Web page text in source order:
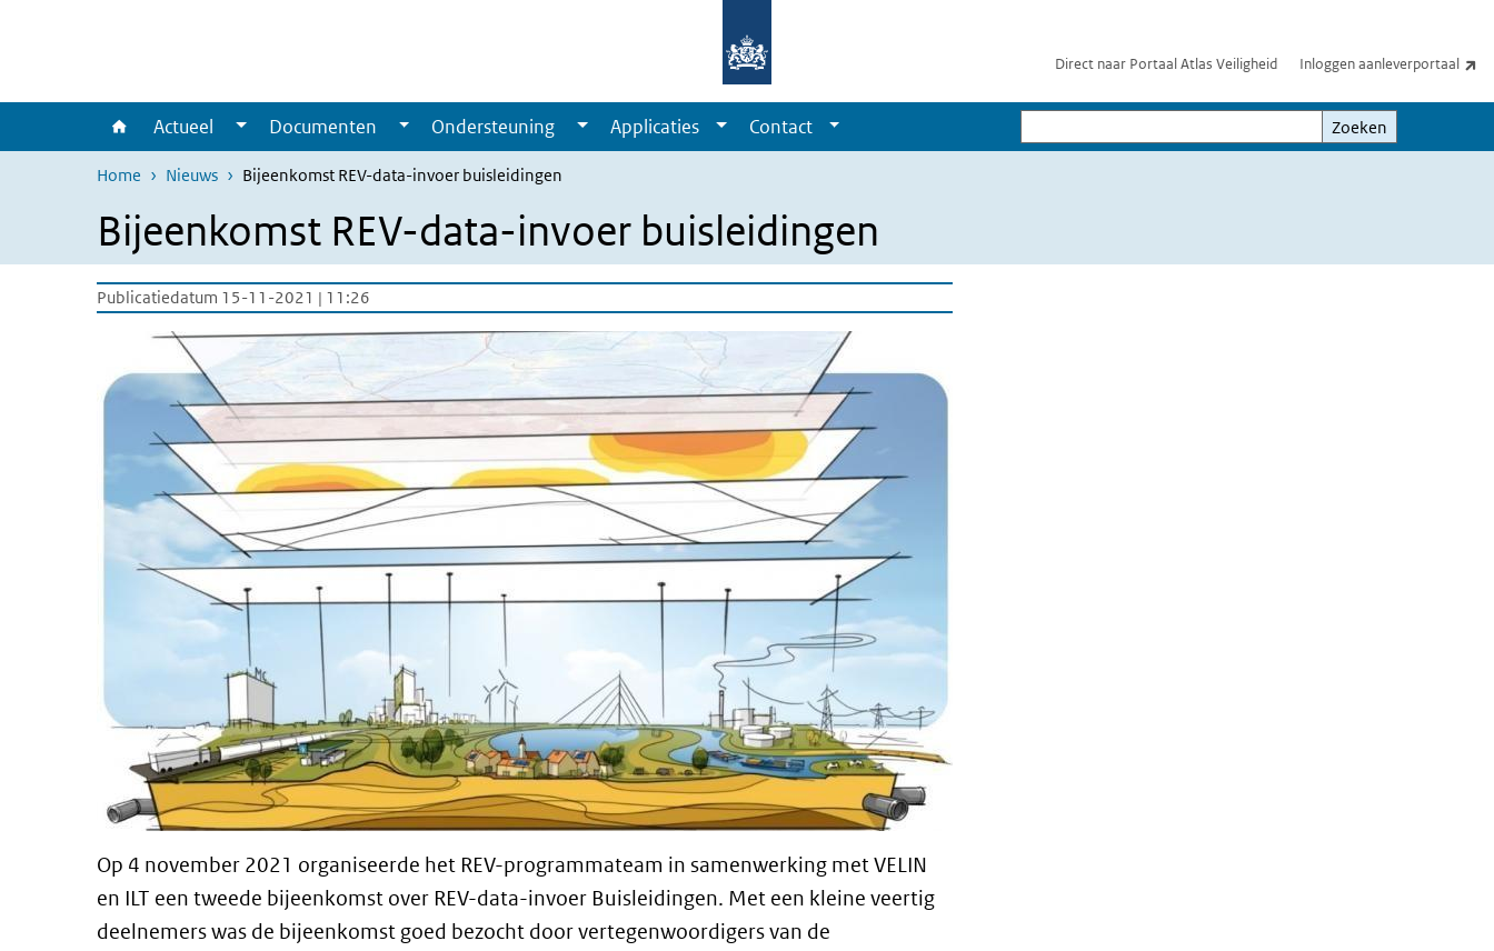
Direct naar Portaal Atlas Veiligheid Inloggen aanleverportaal
Actueel Documenten Ondersteuning Applicaties Contact
Zoeken
Zoeken
Home Nieuws Bijeenkomst REV-data-invoer buisleidingen
Bijeenkomst REV-data-invoer buisleidingen
Publicatiedatum 15-11-2021 | 11:26
Op 4 november 2021 organiseerde het REV-programmateam in samenwerking met VELIN
en ILT een tweede bijeenkomst over REV-data-invoer Buisleidingen. Met een kleine veertig
deelnemers was de bijeenkomst goed bezocht door vertegenwoordigers van de